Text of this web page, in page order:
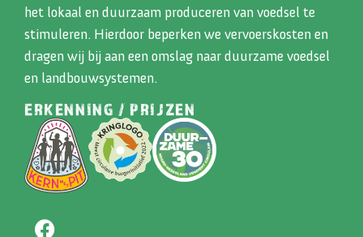
het lokaal en duurzaam produceren van voedsel te
stimuleren. Hierdoor beperken we vervoerskosten en
dragen wij bij aan een omslag naar duurzame voedsel
en landbouwsystemen.
ERKENNING / PRIJZEN